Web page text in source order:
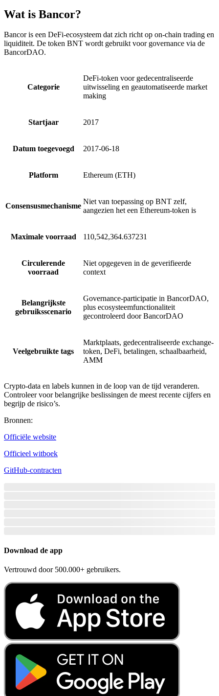
Wat is Bancor?
Bancor is een DeFi-ecosysteem dat zich richt op on-chain trading en
liquiditeit. De token BNT wordt gebruikt voor governance via de
BancorDAO.
Categorie
DeFi-token voor gedecentraliseerde
uitwisseling en geautomatiseerde market
making
Startjaar 2017
Datum toegevoegd 2017-06-18
Platform Ethereum (ETH)
Consensusmechanisme
Niet van toepassing op BNT zelf,
aangezien het een Ethereum-token is
Maximale voorraad 110,542,364.637231
Circulerende
voorraad
Niet opgegeven in de geverifieerde
context
Belangrijkste
gebruiksscenario
Governance-participatie in BancorDAO,
plus ecosysteemfunctionaliteit
gecontroleerd door BancorDAO
Veelgebruikte tags
Marktplaats, gedecentraliseerde exchange-
token, DeFi, betalingen, schaalbaarheid,
AMM
Crypto-data en labels kunnen in de loop van de tijd veranderen.
Controleer voor belangrijke beslissingen de meest recente cijfers en
begrijp de risico’s.
Bronnen:
Officiële website
Officieel witboek
GitHub-contracten
Download de app
Vertrouwd door 500.000+ gebruikers.